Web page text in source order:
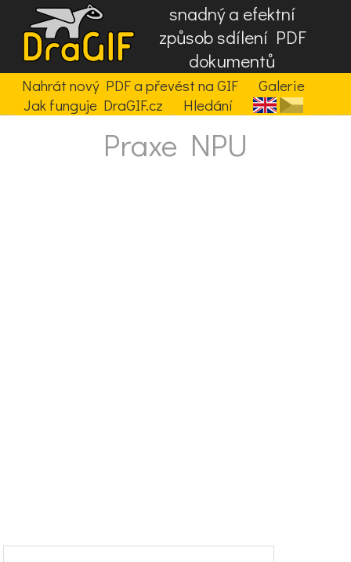
snadný a efektní
způsob sdílení PDF
dokumentů
Nahrát nový PDF a převést na GIF
Galerie
Jak funguje DraGIF.cz
Hledání
Praxe NPU